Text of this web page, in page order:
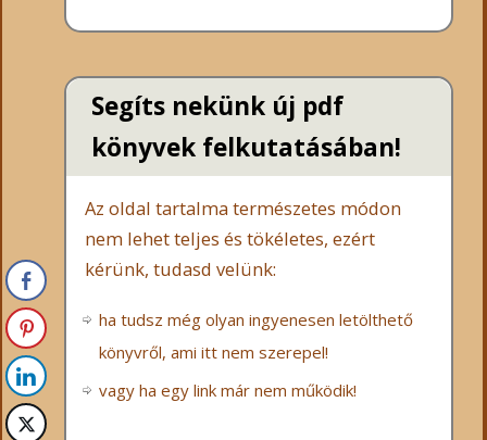
Segíts nekünk új pdf
könyvek felkutatásában!
Az oldal tartalma természetes módon
nem lehet teljes és tökéletes, ezért
kérünk, tudasd velünk:
ha tudsz még olyan ingyenesen letölthető
könyvről, ami itt nem szerepel!
vagy ha egy link már nem működik!